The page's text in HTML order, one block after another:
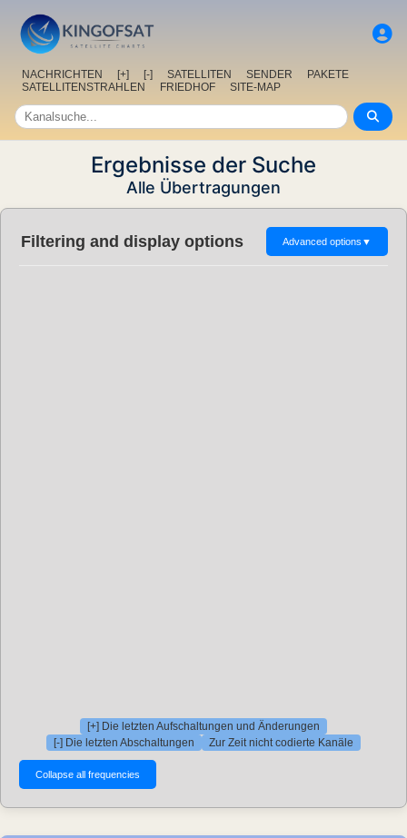
NACHRICHTEN [+] [-] SATELLITEN SENDER
PAKETE
SATELLITENSTRAHLEN
FRIEDHOF SITE-MAP
Ergebnisse der Suche
Alle Übertragungen
Filtering and display options Advanced options ▼
[+] Die letzten Aufschaltungen und Änderungen
[-] Die letzten Abschaltungen
Zur Zeit nicht codierte Kanäle